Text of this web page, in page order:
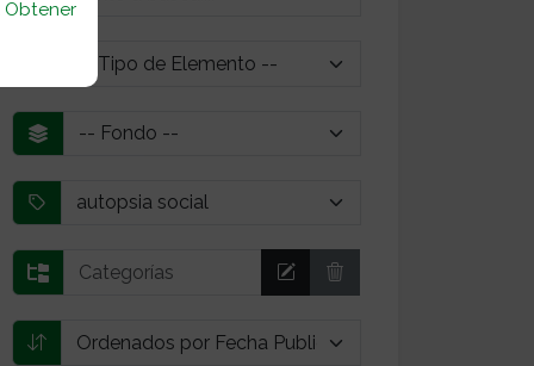
Obtener